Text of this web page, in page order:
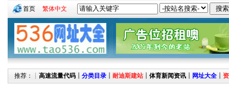
首页 繁体中文
推荐：┊ 高速流量代码 ┊ 分类目录 ┊ 耐迪斯建站 ┊ 体育新闻资讯 ┊ 网址大全 ┊